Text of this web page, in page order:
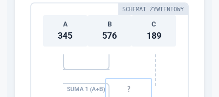
SCHEMAT ŻYWIENIOWY
A
345
B
576
C
189
SUMA 1 (A+B)